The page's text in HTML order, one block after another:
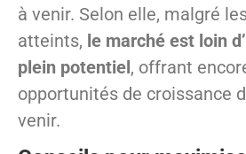
à venir. Selon elle, malgré
atteints, le marché est loin
plein potentiel, offrant
opportunités de croissance
venir.